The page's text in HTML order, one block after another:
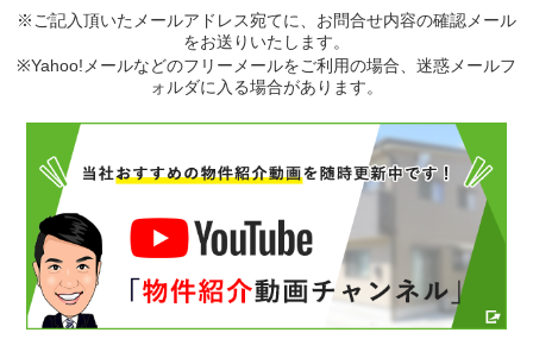
※ご記入頂いたメールアドレス宛てに、お問合せ内容の確認メール
をお送りいたします。
※Yahoo!メールなどのフリーメールをご利用の場合、迷惑メールフ
ォルダに入る場合があります。